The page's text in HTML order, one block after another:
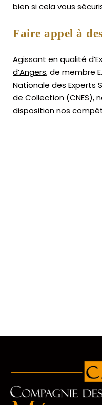
bien si cela vous
Faire appel à
Agissant en qualité d’
d’Angers, de membre
Nationale des Experts
de Collection (CNES),
disposition nos